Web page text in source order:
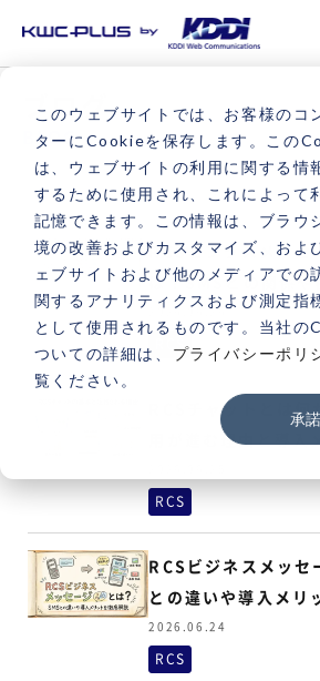
このウェブサイトでは、お客様のコ
ターにCookieを保存します。この
は、ウェブサイトの利用に関する情
するために使用され、これによって
記憶できます。この情報は、ブラウ
境の改善およびカスタマイズ、およ
ェブサイトおよび他のメディアでの
関するアナリティクスおよび測定指
として使用されるものです。当社の
ついての詳細は、 プライバシーポリ
覧ください。
承諾
ブログ
BLOG
RCSとプラスメッセ
は？SMSとの関係や
2026.06.26
RCSチャットとは
用が進む理由と導入
RCS
RCSビジネスメッセ
との違いや導入メリ
2026.06.24
RCS